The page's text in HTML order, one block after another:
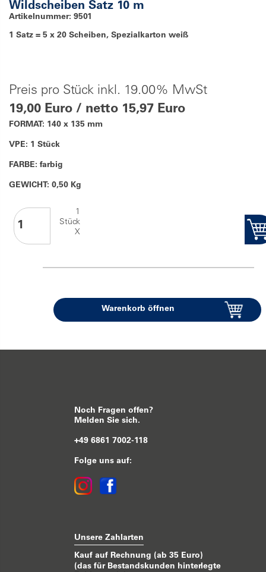
Wildscheiben Satz 10 m
Artikelnummer: 9501
1 Satz = 5 x 20 Scheiben, Spezialkarton weiß
Preis pro Stück inkl. 19.00% MwSt
19,00 Euro / netto 15,97 Euro
FORMAT: 140 x 135 mm
VPE: 1 Stück
FARBE: farbig
GEWICHT: 0,50 Kg
1
Stück
X
Warenkorb öffnen
Noch Fragen offen?
Melden Sie sich.
+49 6861 7002-118
Folge uns auf:
Unsere Zahlarten
Kauf auf Rechnung (ab 35 Euro)
(das für Bestandskunden hinterlegte